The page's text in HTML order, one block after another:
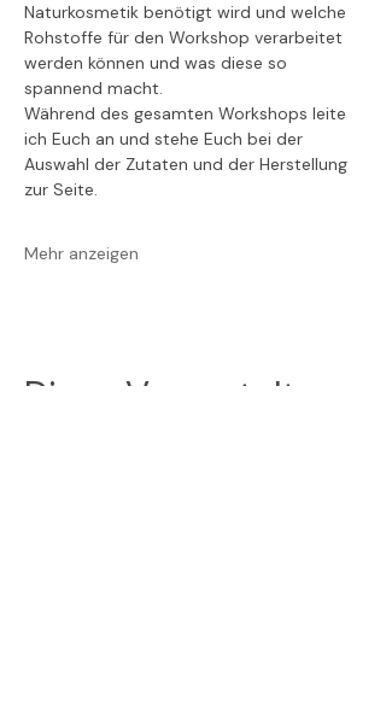
Naturkosmetik benötigt wird und welche
Rohstoffe für den Workshop verarbeitet
werden können und was diese so
spannend macht.
Während des gesamten Workshops leite
ich Euch an und stehe Euch bei der
Auswahl der Zutaten und der Herstellung
zur Seite.
Mehr anzeigen
Diese Veranstaltung